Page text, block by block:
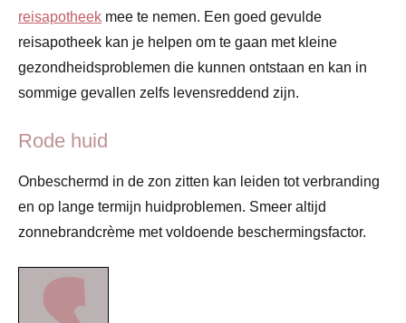
reisapotheek mee te nemen. Een goed gevulde
reisapotheek kan je helpen om te gaan met kleine
gezondheidsproblemen die kunnen ontstaan en kan in
sommige gevallen zelfs levensreddend zijn.
Rode huid
Onbeschermd in de zon zitten kan leiden tot verbranding
en op lange termijn huidproblemen. Smeer altijd
zonnebrandcrème met voldoende beschermingsfactor.